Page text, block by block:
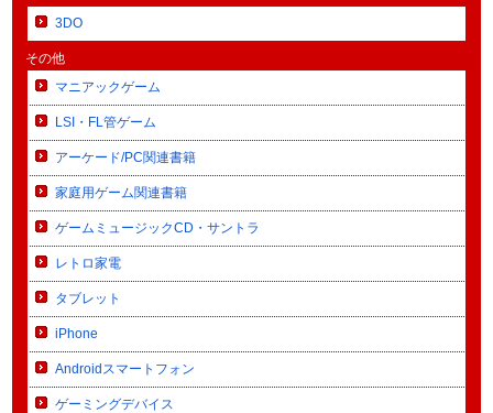
3DO
その他
マニアックゲーム
LSI・FL管ゲーム
アーケード/PC関連書籍
家庭用ゲーム関連書籍
ゲームミュージックCD・サントラ
レトロ家電
タブレット
iPhone
Androidスマートフォン
ゲーミングデバイス